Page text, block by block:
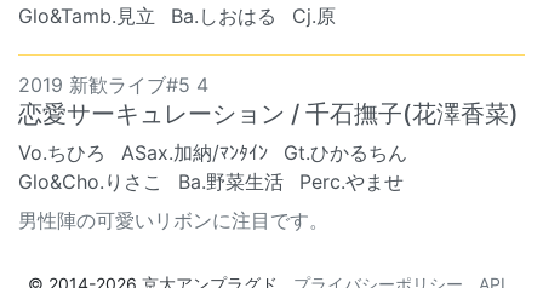
Glo&Tamb.見立
Ba.しおはる Cj.原
2019 新歓ライブ#5 4
恋愛サーキュレーション / 千石撫子(花澤香菜)
Vo.ちひろ ASax.加納/ﾏﾝﾀｲﾝ
Gt.ひかるちん
Glo&Cho.りさこ
Ba.野菜生活
Perc.やませ
男性陣の可愛いリボンに注目です。
© 2014-2026 京大アンプラグド プライバシーポリシー API